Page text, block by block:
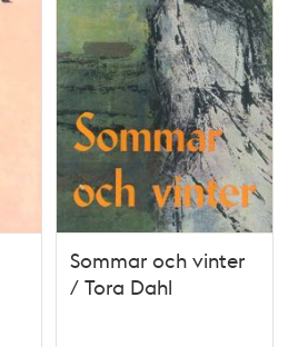
Sommar och vinter
/ Tora Dahl